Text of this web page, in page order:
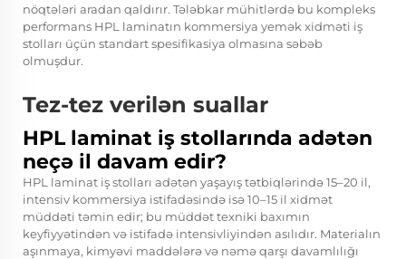
nöqtələri aradan qaldırır. Tələbkar mühitlərdə bu kompleks
performans HPL laminatın kommersiya yemək xidməti iş
stolları üçün standart spesifikasiya olmasına səbəb
olmuşdur.
Tez-tez verilən suallar
HPL laminat iş stollarında adətən
neçə il davam edir?
HPL laminat iş stolları adətən yaşayış tətbiqlərində 15–20 il,
intensiv kommersiya istifadəsində isə 10–15 il xidmət
müddəti təmin edir; bu müddət texniki baxımın
keyfiyyətindən və istifadə intensivliyindən asılıdır. Materialın
aşınmaya, kimyəvi maddələrə və nəmə qarşı davamlılığı